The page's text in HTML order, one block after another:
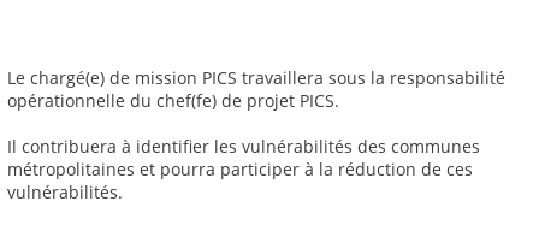
Le chargé(e) de mission PICS travaillera sous la responsabilité
opérationnelle du chef(fe) de projet PICS.
Il contribuera à identifier les vulnérabilités des communes
métropolitaines et pourra participer à la réduction de ces
vulnérabilités.